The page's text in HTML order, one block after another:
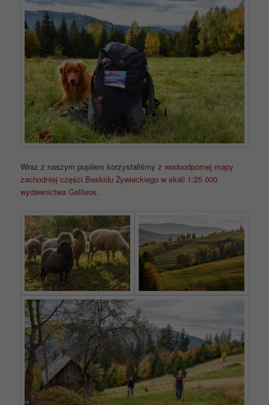
Wraz z naszym pupilem korzystaliśmy zwodoodpornej mapy
zachodniej części Beskidu Żywieckiego w skali 1:25 000
wydawnictwa Galileos.